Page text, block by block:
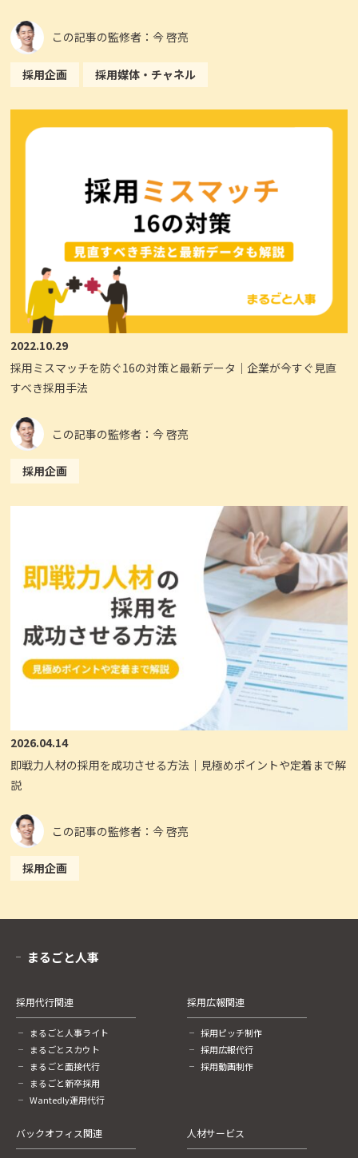
この記事の監修者：今 啓亮
採用企画 採用媒体・チャネル
2022.10.29
採用ミスマッチを防ぐ16の対策と最新データ｜企業が今すぐ見直
すべき採用手法
この記事の監修者：今 啓亮
採用企画
2026.04.14
即戦力人材の採用を成功させる方法｜見極めポイントや定着まで解
説
この記事の監修者：今 啓亮
採用企画
まるごと人事
採用代行関連
まるごと人事ライト
まるごとスカウト
まるごと面接代行
まるごと新卒採用
Wantedly運用代行
採用広報関連
採用ピッチ制作
採用広報代行
採用動画制作
バックオフィス関連 人材サービス